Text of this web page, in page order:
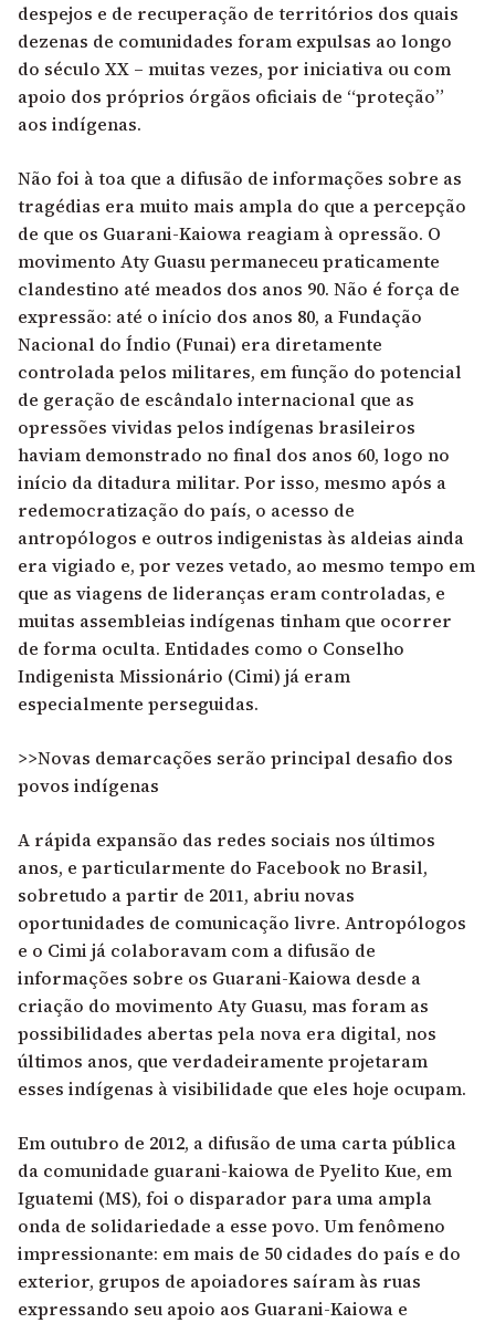
despejos e de recuperação de territórios dos quais
dezenas de comunidades foram expulsas ao longo
do século XX – muitas vezes, por iniciativa ou com
apoio dos próprios órgãos oficiais de “proteção”
aos indígenas.
Não foi à toa que a difusão de informações sobre as
tragédias era muito mais ampla do que a percepção
de que os Guarani-Kaiowa reagiam à opressão. O
movimento Aty Guasu permaneceu praticamente
clandestino até meados dos anos 90. Não é força de
expressão: até o início dos anos 80, a Fundação
Nacional do Índio (Funai) era diretamente
controlada pelos militares, em função do potencial
de geração de escândalo internacional que as
opressões vividas pelos indígenas brasileiros
haviam demonstrado no final dos anos 60, logo no
início da ditadura militar. Por isso, mesmo após a
redemocratização do país, o acesso de
antropólogos e outros indigenistas às aldeias ainda
era vigiado e, por vezes vetado, ao mesmo tempo em
que as viagens de lideranças eram controladas, e
muitas assembleias indígenas tinham que ocorrer
de forma oculta. Entidades como o Conselho
Indigenista Missionário (Cimi) já eram
especialmente perseguidas.
>>Novas demarcações serão principal desafio dos
povos indígenas
A rápida expansão das redes sociais nos últimos
anos, e particularmente do Facebook no Brasil,
sobretudo a partir de 2011, abriu novas
oportunidades de comunicação livre. Antropólogos
e o Cimi já colaboravam com a difusão de
informações sobre os Guarani-Kaiowa desde a
criação do movimento Aty Guasu, mas foram as
possibilidades abertas pela nova era digital, nos
últimos anos, que verdadeiramente projetaram
esses indígenas à visibilidade que eles hoje ocupam.
Em outubro de 2012, a difusão de uma carta pública
da comunidade guarani-kaiowa de Pyelito Kue, em
Iguatemi (MS), foi o disparador para uma ampla
onda de solidariedade a esse povo. Um fenômeno
impressionante: em mais de 50 cidades do país e do
exterior, grupos de apoiadores saíram às ruas
expressando seu apoio aos Guarani-Kaiowa e